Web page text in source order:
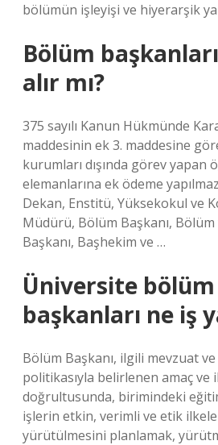
bölümün işleyişi ve hiyerarşik
Bölüm
alır mı?
375 sayılı Kanun Hükmünde
maddesinin ek 3. maddesine
kurumları dışında görev yapan
elemanlarına ek ödeme
Dekan, Enstitü, Yüksekokul ve
Müdürü, Bölüm Başkanı, Bölüm
Başkanı, Başhekim ve …
Üniversite bölüm
başkanları ne iş
Bölüm Başkanı, ilgili mevzuat
politikasıyla belirlenen amaç ve
doğrultusunda, birimindeki
işlerin etkin, verimli ve etik
yürütülmesini planlamak,